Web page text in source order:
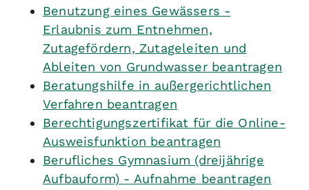
Benutzung eines Gewässers -
Erlaubnis zum Entnehmen,
Zutagefördern, Zutageleiten und
Ableiten von Grundwasser beantragen
Beratungshilfe in außergerichtlichen
Verfahren beantragen
Berechtigungszertifikat für die Online-
Ausweisfunktion beantragen
Berufliches Gymnasium (dreijährige
Aufbauform) - Aufnahme beantragen